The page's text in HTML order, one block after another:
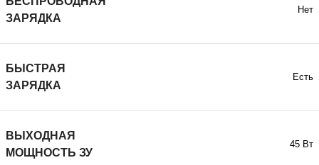
ЗАРЯДКА
Нет
БЫСТРАЯ
ЗАРЯДКА
Есть
ВЫХОДНАЯ
МОЩНОСТЬ ЗУ
45 Вт